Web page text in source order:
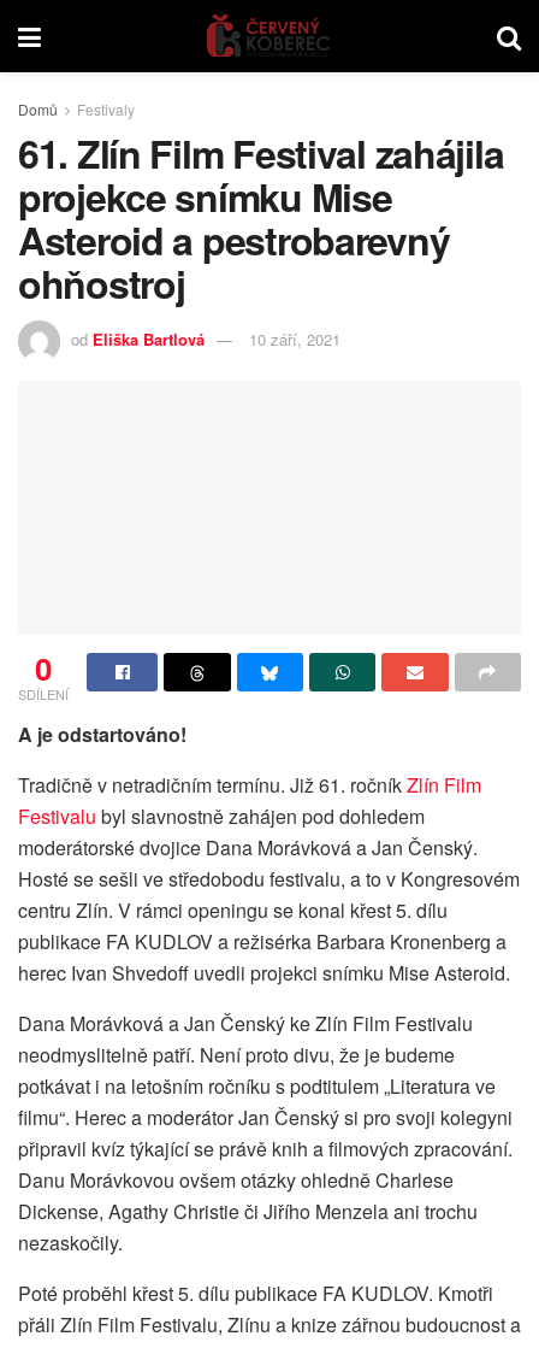
Domů Festivaly
61. Zlín Film Festival zahájila
projekce snímku Mise
Asteroid a pestrobarevný
ohňostroj
od Eliška Bartlová 10 září, 2021
0
SDÍLENÍ
A je odstartováno!
Tradičně v netradičním termínu. Již 61. ročníkZlín Film
Festivalu byl slavnostně zahájen pod dohledem
moderátorské dvojice Dana Morávková a Jan Čenský.
Hosté se sešli ve středobodu festivalu, a to v Kongresovém
centru Zlín. V rámci openingu se konal křest 5. dílu
publikace FA KUDLOV a režisérka Barbara Kronenberg a
herec Ivan Shvedoff uvedli projekci snímku Mise Asteroid.
Dana Morávková a Jan Čenský ke Zlín Film Festivalu
neodmyslitelně patří. Není proto divu, že je budeme
potkávat i na letošním ročníku s podtitulem „Literatura ve
filmu“. Herec a moderátor Jan Čenský si pro svoji kolegyni
připravil kvíz týkající se právě knih a filmových zpracování.
Danu Morávkovou ovšem otázky ohledně Charlese
Dickense, Agathy Christie či Jiřího Menzela ani trochu
nezaskočily.
Poté proběhl křest 5. dílu publikace FA KUDLOV. Kmotři
přáli Zlín Film Festivalu, Zlínu a knize zářnou budoucnost a